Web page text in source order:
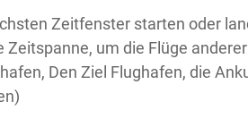
Zeitfenster starten oder
um die Flüge
Den Ziel Flughafen, die